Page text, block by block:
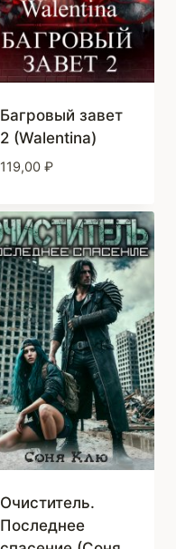
Багровый завет
2 (Walentina)
119,00 ₽
Очиститель.
Последнее